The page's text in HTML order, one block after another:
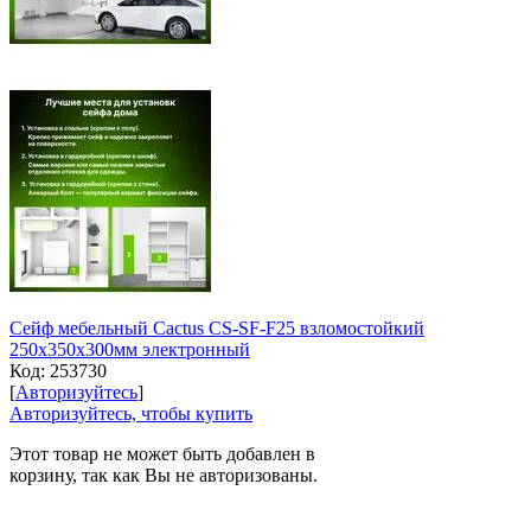
Сейф мебельный Cactus CS-SF-F25 взломостойкий
250x350x300мм электронный
Код: 253730
[Авторизуйтесь]
Авторизуйтесь, чтобы купить
Этот товар не может быть добавлен в
корзину, так как Вы не авторизованы.